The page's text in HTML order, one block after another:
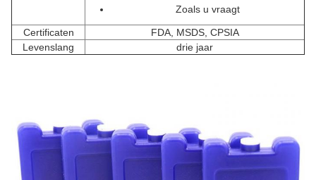
Zoals u vraagt
Certificaten
FDA, MSDS, CPSIA
Levenslang
drie jaar